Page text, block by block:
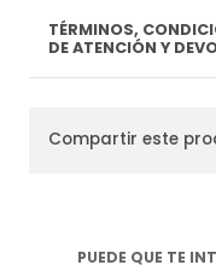
TÉRMINOS,
DE ATENCIÓN Y
Compartir este
PUEDE QUE TE